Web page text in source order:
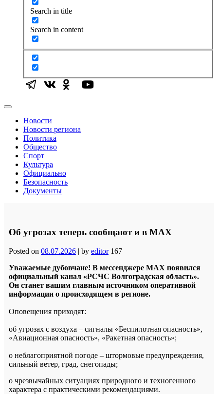
Search in title
Search in content
Новости
Новости региона
Политика
Общество
Спорт
Культура
Официально
Безопасность
Документы
Об угрозах теперь сообщают и в MAX
Posted on 08.07.2026 | by editor 167
Уважаемые дубовчане! В мессенджере МАХ появился
официальный канал «РСЧС Волгоградская область».
Он станет вашим главным источником оперативной
информации о происходящем в регионе.
Оповещения приходят:
об угрозах с воздуха – сигналы «Беспилотная опасность»,
«Авиационная опасность», «Ракетная опасность»;
о неблагоприятной погоде – штормовые предупреждения,
сильный ветер, град, снегопады;
о чрезвычайных ситуациях природного и техногенного
характера с практическими рекомендациями.